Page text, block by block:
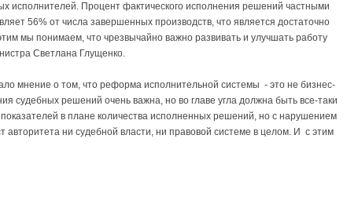
исполнителей. Процент фактического исполнения решений частными
56% от числа завершенных производств, что является достаточно
мы понимаем, что чрезвычайно важно развивать и улучшать работу
Светлана Глущенко.
мнение о том, что реформа исполнительной системы - это не бизнес-
судебных решений очень важна, но во главе угла должна быть все-таки
в плане количества исполненных решений, но с нарушением
авторитета ни судебной власти, ни правовой системе в целом. И с этим